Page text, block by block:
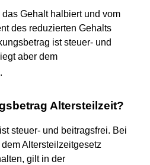
Gehalt halbiert und vom
des reduzierten Gehalts
ist steuer- und
aber dem
.
Altersteilzeit?
steuer- und beitragsfrei. Bei
Altersteilzeitgesetz
gilt in der